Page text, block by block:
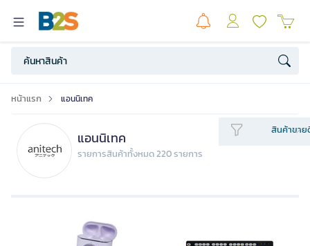
หน้าแรก แอนนิเทค
แอนนิเทค
รายการสินค้าทั้งหมด 220 รายการ
สินค้าขาย